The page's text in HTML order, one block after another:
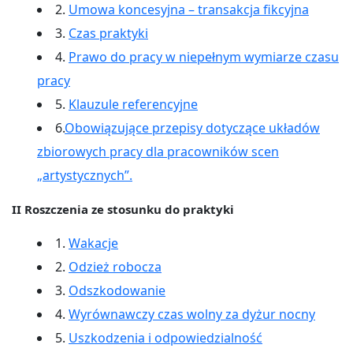
2. Umowa koncesyjna – transakcja fikcyjna
3. Czas praktyki
4. Prawo do pracy w niepełnym wymiarze czasu
pracy
5. Klauzule referencyjne
6.Obowiązujące przepisy dotyczące układów
zbiorowych pracy dla pracowników scen
„artystycznych”.
II Roszczenia ze stosunku do praktyki
1. Wakacje
2. Odzież robocza
3. Odszkodowanie
4. Wyrównawczy czas wolny za dyżur nocny
5. Uszkodzenia i odpowiedzialność